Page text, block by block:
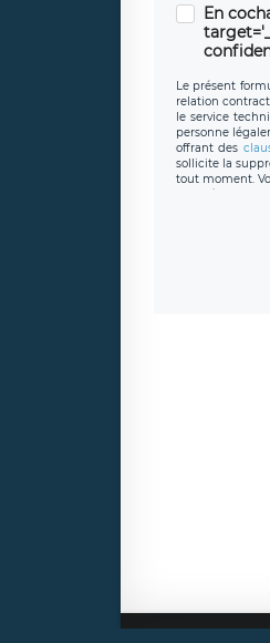
En
Le présent
relation
le service
personne
offrant des
sollicite la
tout moment.
caractère
protection
joignable à